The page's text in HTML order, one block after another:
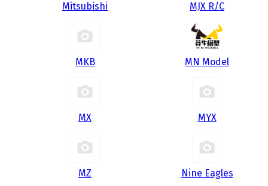
Mitsubishi MJX R/C
MKB MN Model
MX MYX
MZ Nine Eagles